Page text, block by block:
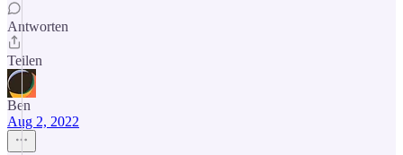
Antworten
Teilen
Ben
Aug 2, 2022